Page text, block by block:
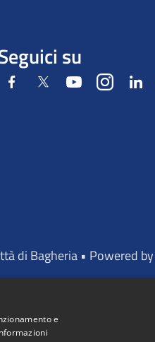
su
FacebookTwitter Youtube
di Bagheria • Powered by
dall'UNIONE EUROPEA -
e